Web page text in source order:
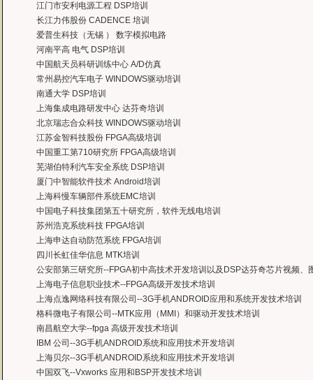
——台湾欧泽科技,张工
江门市安利电源工程 DSP培训
长江力伟股份 CADENCE 培训
爱普生科技（无锡 ） 数字模拟电路
河南平高 电气 DSP培训
中国航天员科研训练中心 A/D仿真
常州易控汽车电子 WINDOWS驱动培训
南通大学 DSP培训
上海集成电路研发中心 达芬奇培训
北京瑞志合众科技 WINDOWS驱动培训
江苏金智科技股份 FPGA高级培训
中国重工第710研究所 FPGA高级培训
芜湖伯特利汽车安全系统 DSP培训
厦门中智能软件技术 Android培训
上海科慢车辆部件系统EMC培训
中国电子科技集团第五十研究所，软件无线电培训
苏州浩克系统科技 FPGA培训
上海申达自动防范系统 FPGA培训
四川长虹佳华信息 MTK培训
公安部第三研究所--FPGA初中高技术开发培训以及DSP达芬奇芯片视频、
上海电子信息职业技术--FPGA高级开发技术培训
上海点逸网络科技有限公司--3G手机ANDROID应用和系统开发技术培训
格科微电子有限公司--MTK应用（MMI）和驱动开发技术培训
南昌航空大学--fpga 高级开发技术培训
IBM 公司--3G手机ANDROID系统和应用技术开发培训
上海贝尔--3G手机ANDROID系统和应用技术开发培训
中国双飞--Vxworks 应用和BSP开发技术培训